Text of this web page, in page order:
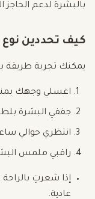
بالبشرة لدعم
كيف تحددين
يمكنك تجربة طريقة
اغسلي وجهك
جففي البشرة
انتظري حوالي
راقبي ملمس
إذا شعرتِ
عادية.